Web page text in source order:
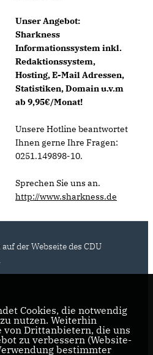
Unser Angebot:
Sharkness
Informationssystem inkl.
Redaktionssystem,
Hosting, E-Mail Adressen,
Statistiken, Domain u.v.m
ab 9,95€/Monat!
Unsere Hotline beantwortet
Ihnen gerne Ihre Fragen:
0251.149898-10.
Sprechen Sie uns an.
http://www.sharkness.de
der Webseite des CDU
KONTAKT
Cookies, die notwendig
nutzen. Weiterhin
von Drittanbietern, die uns
zu verbessern (Website-
bestimmter